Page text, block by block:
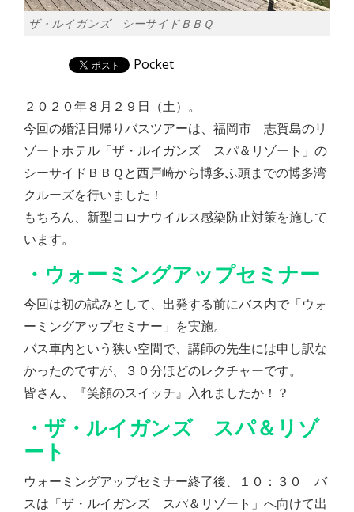
ザ・ルイガンズ シーサイドＢＢＱ
Pocket
２０２０年８月２９日（土）。
今回の婚活日帰りバスツアーは、福岡市 志賀島のリ
ゾートホテル「ザ・ルイガンズ スパ＆リゾート」の
シーサイドＢＢＱと西戸崎から博多ふ頭までの博多湾
クルーズを行いました！
もちろん、新型コロナウイルス感染防止対策を施して
います。
・ウォーミングアップセミナー
今回は初の試みとして、出発する前にバス内で「ウォ
ーミングアップセミナー」を実施。
バス車内という狭い空間で、講師の先生には申し訳な
かったのですが、３０分ほどのレクチャーです。
皆さん、『笑顔のスイッチ』入れましたか！？
・ザ・ルイガンズ スパ＆リゾ
ート
ウォーミングアップセミナー終了後、１０：３０ バ
スは「ザ・ルイガンズ スパ＆リゾート」へ向けて出